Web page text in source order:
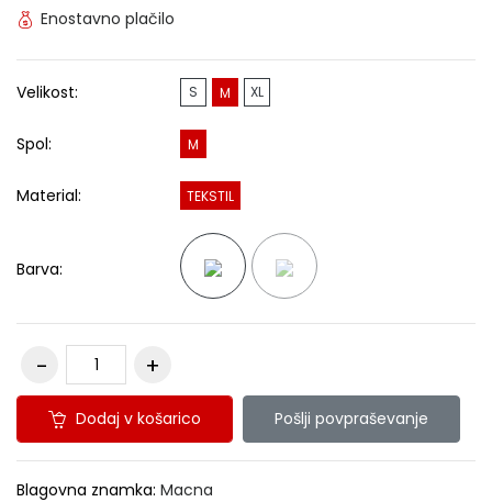
Enostavno plačilo
Velikost: S M XL
Spol: M
Material: TEKSTIL
Barva:
Dodaj v košarico Pošlji povpraševanje
Blagovna znamka: Macna